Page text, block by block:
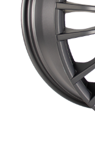
Yhteystiedot